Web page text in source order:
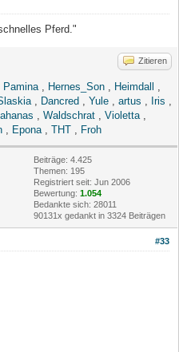
Pferd."
Zitieren
Pamina, Hernes_Son , Heimdall
,
, Dancred , Yule , artus , Iris ,
, Waldschrat , Violetta,
, Epona, THT , Froh
Beiträge: 4.425
Themen: 195
Registriert seit: Jun 2006
Bewertung: 1.054
Bedankte sich: 28011
90131x gedankt in 3324 Beiträgen
#33